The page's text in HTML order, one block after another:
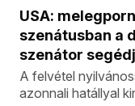
USA:
szenátusban a
szenátor
A felvétel
azonnali hatállyal